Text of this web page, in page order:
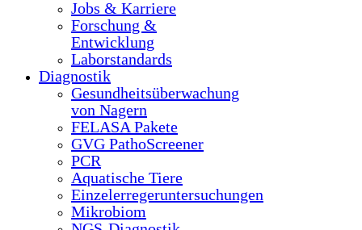
Jobs & Karriere
Forschung &
Entwicklung
Laborstandards
Diagnostik
Gesundheitsüberwachung
von Nagern
FELASA Pakete
GVG PathoScreener
PCR
Aquatische Tiere
Einzelerregeruntersuchungen
Mikrobiom